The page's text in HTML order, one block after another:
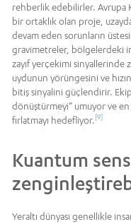
rehberlik edebilirler. Avrupa
bir ortaklık olan proje,
devam eden sorunların
gravimetreler, bölgelerdeki
zayıf yerçekimi
uydunun yörüngesini ve
bitiş sinyalini güçlendirir.
dönüştürmeyi” umuyor ve
fırlatmayı hedefliyor. [9]
Kuantum
Yeraltı dünyası genellikle